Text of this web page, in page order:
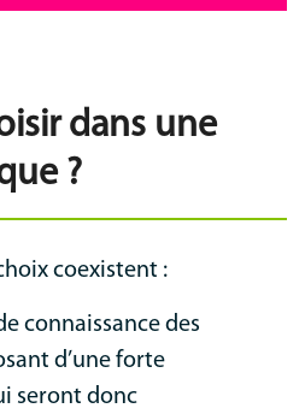
dans une
?
coexistent :
connaissance des
d’une forte
seront donc